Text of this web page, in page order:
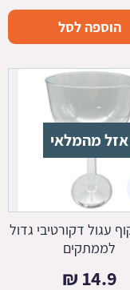
הוספה לסל
אזל מהמלאי
עגול דקורטיבי גדול
לממתקים
14.9
₪